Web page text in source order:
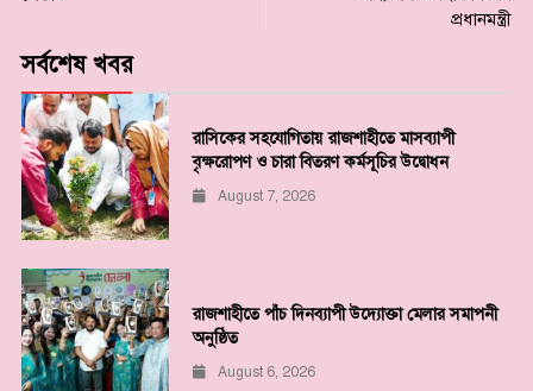
প্রধানমন্ত্রী
সর্বশেষ খবর
রাসিকের সহযোগিতায় রাজশাহীতে মাসব্যাপী
বৃক্ষরোপণ ও চারা বিতরণ কর্মসূচির উদ্বোধন
August 7, 2026
রাজশাহীতে পাঁচ দিনব্যাপী উদ্যোক্তা মেলার সমাপনী
অনুষ্ঠিত
August 6, 2026